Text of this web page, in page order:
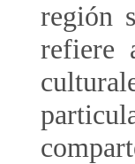
región
refiere